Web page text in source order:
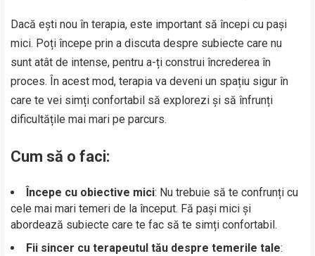
Dacă ești nou în terapia, este important să începi cu pași
mici. Poți începe prin a discuta despre subiecte care nu
sunt atât de intense, pentru a-ți construi încrederea în
proces. În acest mod, terapia va deveni un spațiu sigur în
care te vei simți confortabil să explorezi și să înfrunți
dificultățile mai mari pe parcurs.
Cum să o faci:
Începe cu obiective mici: Nu trebuie să te confrunți cu
cele mai mari temeri de la început. Fă pași mici și
abordează subiecte care te fac să te simți confortabil.
Fii sincer cu terapeutul tău despre temerile tale: